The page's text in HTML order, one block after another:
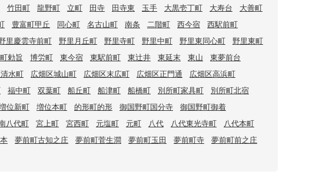
竹田町 龍野町 立町 田寺 田寺東 玉手 大黒壱丁町 大寿台
大善町
豊富町甲丘 同心町 名古山町 南条 二階町 西今宿
西駅前町
里慶雲寺前町 野里月丘町 野里寺町 野里中町 野里東同心町
野里東町
勅旨 博労町 東今宿 東駅前町 東辻井 東延末 東山
東夢前台
水町 広畑区城山町 広畑区末広町 広畑区正門通
広畑区高浜町
福中町 双葉町 船丘町 船津町 船橋町 別所町家具町
別所町北宿
位新町 増位本町 的形町的形 御国野町国分寺
御国野町御着
八代町 宮上町 宮西町 元塩町 元町 八代 八代東光寺町
八代本町
夢前町古知之庄 夢前町菅生澗 夢前町玉田 夢前町寺
夢前町前之庄